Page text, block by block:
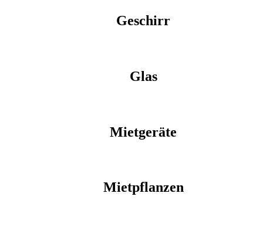
Geschirr
Glas
Mietgeräte
Mietpflanzen